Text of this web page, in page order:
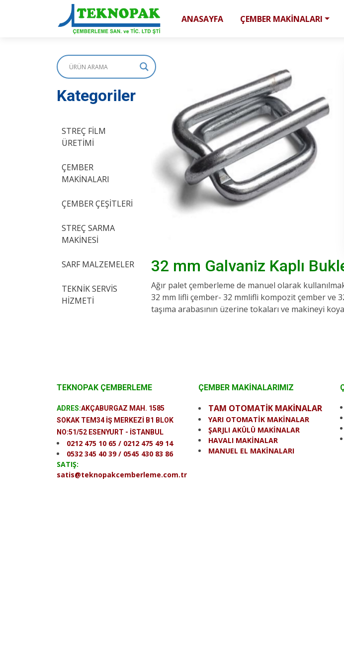
ANASAYFA ÇEMBER MAKİNALARI
Kategoriler
STREÇ FİLM
ÜRETİMİ
ÇEMBER
MAKİNALARI
ÇEMBER ÇEŞİTLERİ
STREÇ SARMA
MAKİNESİ
SARF MALZEMELER
TEKNİK SERVİS
HİZMETİ
32 mm Galvaniz Kaplı
Ağır palet çemberleme de manuel olarak
32 mm lifli çember- 32 mmlifli kompozit çember ve
taşıma arabasının üzerine tokaları ve makineyi
TEKNOPAK ÇEMBERLEME
ADRES:AKÇABURGAZ MAH. 1585
SOKAK TEM34 İŞ MERKEZİ B1 BLOK
NO:51/52 ESENYURT - İSTANBUL
0212 475 10 65 / 0212 475 49 14
0532 345 40 39 / 0545 430 83 86
SATIŞ:
satis@teknopakcemberleme.com.tr
ÇEMBER MAKİNALARIMIZ
TAM OTOMATİK MAKİNALAR
YARI OTOMATİK MAKİNALAR
ŞARJLI AKÜLÜ MAKİNALAR
HAVALI MAKİNALAR
MANUEL EL MAKİNALARI